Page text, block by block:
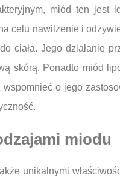
miód ten jest
celu nawilżenie i
ciała. Jego działanie
skórą. Ponadto miód
o jego
miodu
unikalnymi